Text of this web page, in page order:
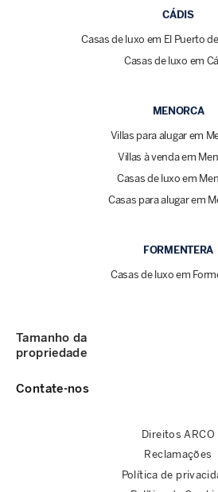
CÁDIS
Casas de luxo em El Puerto
Casas de luxo em
MENORCA
Villas para alugar em
Villas à venda em
Casas de luxo em
Casas para alugar em
FORMENTERA
Casas de luxo em
Contate-nos
Tamanho da
propriedade
Direitos ARCO
Reclamações
Política de